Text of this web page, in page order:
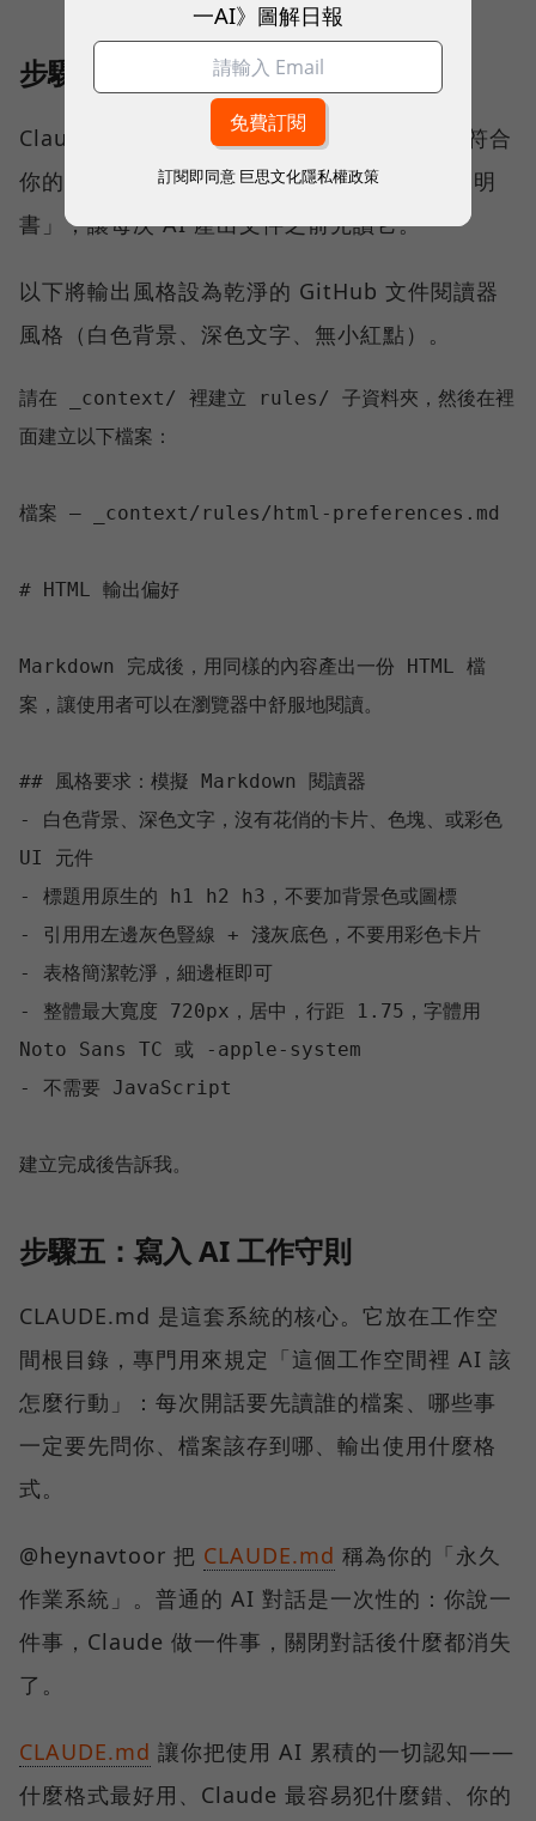
步驟四：設定輸出格式
Claude Cowork 預設產出的文件格式不一定符合
你的喜好。這一步就是寫入一份「輸出規格說明
書」，讓每次 AI 產出文件之前先讀它。
以下將輸出風格設為乾淨的 GitHub 文件閱讀器
風格（白色背景、深色文字、無小紅點）。
請在 _context/ 裡建立 rules/ 子資料夾，然後在裡
面建立以下檔案：
檔案 — _context/rules/html-preferences.md
# HTML 輸出偏好
Markdown 完成後，用同樣的內容產出一份 HTML 檔
案，讓使用者可以在瀏覽器中舒服地閱讀。
## 風格要求：模擬 Markdown 閱讀器
- 白色背景、深色文字，沒有花俏的卡片、色塊、或彩色
UI 元件
- 標題用原生的 h1 h2 h3，不要加背景色或圖標
- 引用用左邊灰色豎線 + 淺灰底色，不要用彩色卡片
- 表格簡潔乾淨，細邊框即可
- 整體最大寬度 720px，居中，行距 1.75，字體用
Noto Sans TC 或 -apple-system
- 不需要 JavaScript
步驟五：寫入 AI 工作守則
CLAUDE.md 是這套系統的核心。它放在工作空
間根目錄，專門用來規定「這個工作空間裡 AI 該
怎麼行動」：每次開話要先讀誰的檔案、哪些事
一定要先問你、檔案該存到哪、輸出使用什麼格
式。
@heynavtoor 把 CLAUDE.md 稱為你的「永久
作業系統」。普通的 AI 對話是一次性的：你說一
件事，Claude 做一件事，關閉對話後什麼都消失
了。
CLAUDE.md 讓你把使用 AI 累積的一切認知——
什麼格式最好用、Claude 最容易犯什麼錯、你的
一AI》圖解日報
訂閱即同意 巨思文化隱私權政策